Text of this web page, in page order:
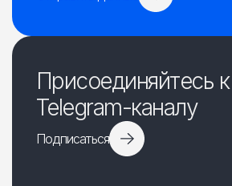
Присоединяйтесь
Telegram-каналу
Подписаться